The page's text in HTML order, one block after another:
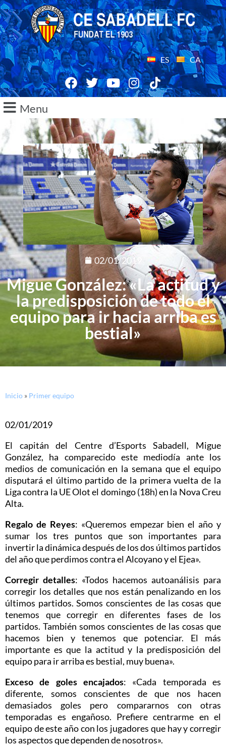
ES CA
Menu
02/01/2019
Migue González: «La actitud y
la predisposición de todo el
equipo para ir hacia arriba es
bestial»
Inicio » Primer equipo
02/01/2019
El capitán del Centre d’Esports Sabadell, Migue
González, ha comparecido este mediodía ante los
medios de comunicación en la semana que el equipo
disputará el último partido de la primera vuelta de la
Liga contra la UE Olot el domingo (18h) en la Nova Creu
Alta.
Regalo de Reyes: «Queremos empezar bien el año y
sumar los tres puntos que son importantes para
invertir la dinámica después de los dos últimos partidos
del año que perdimos contra el Alcoyano y el Ejea».
Corregir detalles: «Todos hacemos autoanálisis para
corregir los detalles que nos están penalizando en los
últimos partidos. Somos conscientes de las cosas que
tenemos que corregir en diferentes fases de los
partidos. También somos conscientes de las cosas que
hacemos bien y tenemos que potenciar. El más
importante es que la actitud y la predisposición del
equipo para ir arriba es bestial, muy buena».
Exceso de goles encajados: «Cada temporada es
diferente, somos conscientes de que nos hacen
demasiados goles pero compararnos con otras
temporadas es engañoso. Prefiere centrarme en el
equipo de este año con los jugadores que hay y corregir
los aspectos que dependen de nosotros».